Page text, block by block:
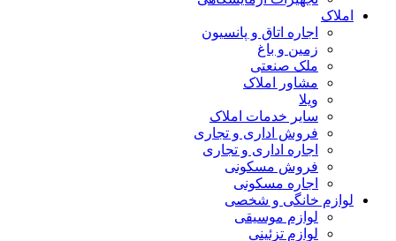
املاک
اجاره اتاق و پانسیون
زمین و باغ
ملک صنعتی
مشاور املاک
ویلا
سایر خدمات املاک
فروش اداری و تجاری
اجاره اداری و تجاری
فروش مسکونی
اجاره مسکونی
لوازم خانگی و شخصی
لوازم موسیقی
لوازم تزئینی